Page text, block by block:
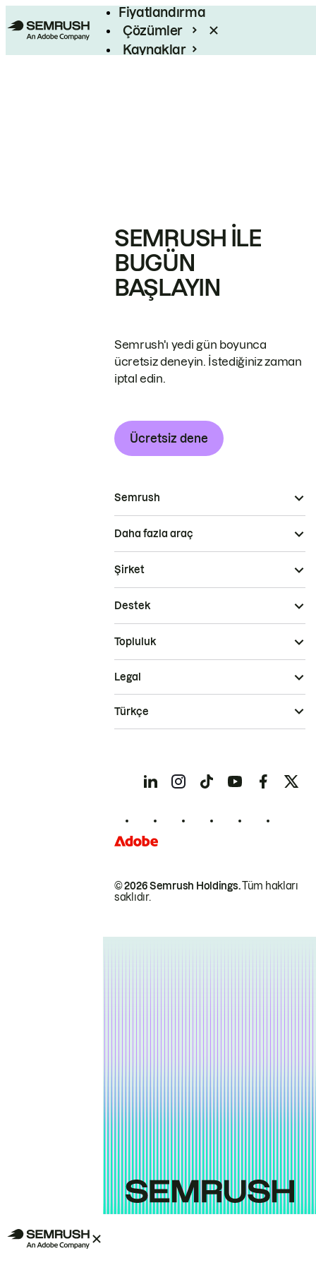
Fiyatlandırma
Çözümler
Kaynaklar
SEMRUSH ILE
BUGÜN
BAŞLAYIN
Semrush'ı yedi gün boyunca
ücretsiz deneyin. İstediğiniz zaman
iptal edin.
Ücretsiz dene
Semrush
Daha fazla araç
Şirket
Destek
Topluluk
© 2026 Semrush Holdings.Tüm hakları
saklıdır.
Legal
Türkçe